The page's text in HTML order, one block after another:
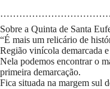
Sobre a Quinta de Santa
“É mais um relicário de
Região vinícola demarcada
Nela podemos encontrar o
primeira demarcação.
Fica situada na margem sul